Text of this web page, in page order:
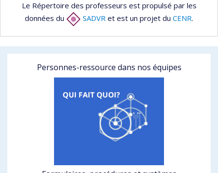
Le Répertoire des professeurs est propulsé par les
données du
SADVR et est un projet du CENR.
Personnes-ressource dans nos équipes